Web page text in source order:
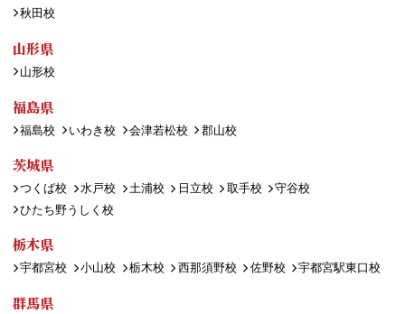
秋田校
山形県
山形校
福島県
福島校 いわき校 会津若松校 郡山校
茨城県
つくば校 水戸校 土浦校 日立校 取手校
守谷校
ひたち野うしく校
栃木県
宇都宮校 小山校 栃木校 西那須野校 佐野校 宇都宮駅東口校
群馬県